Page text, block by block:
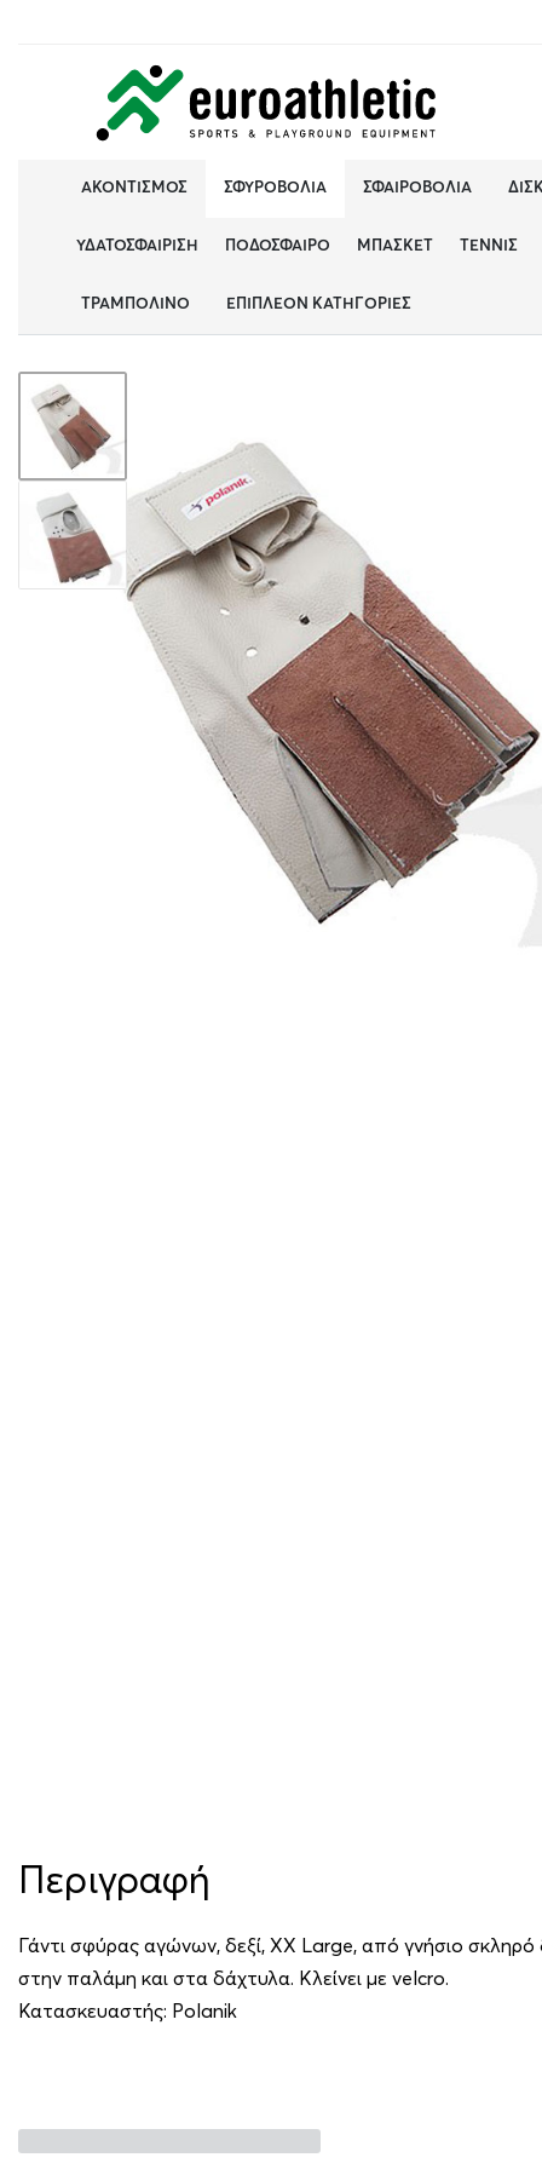
ΑΚΟΝΤΙΣΜΌΣ ΣΦΥΡΟΒΟΛΊΑ ΣΦΑΙΡΟΒΟΛΊΑ
ΥΔΑΤΟΣΦΑΊΡΙΣΗ ΠΟΔΌΣΦΑΙΡΟ ΜΠΆΣΚΕΤ ΤΈΝΝΙΣ
ΤΡΑΜΠΟΛΊΝΟ ΕΠΙΠΛΈΟΝ ΚΑΤΗΓΟΡΊΕΣ
Περιγραφή
Γάντι σφύρας αγώνων, δεξί, XX Large, από γνήσιο σκληρό
στην παλάμη και στα δάχτυλα. Κλείνει με velcro.
Κατασκευαστής: Polanik